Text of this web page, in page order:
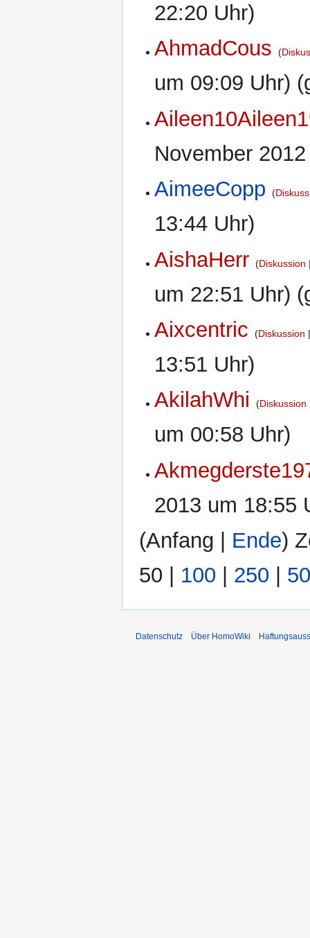
22:20 Uhr)
AhmadCous
um 09:09 Uhr)
November
AimeeCopp
13:44 Uhr)
AishaHerr
Diskussion
um 22:51 Uhr)
Aixcentric
Diskussion
13:51 Uhr)
AkilahWhi
Diskussion
um 00:58 Uhr)
2013 um 18:55
(Anfang Ende)
50
100 250
Datenschutz Über HomoWiki